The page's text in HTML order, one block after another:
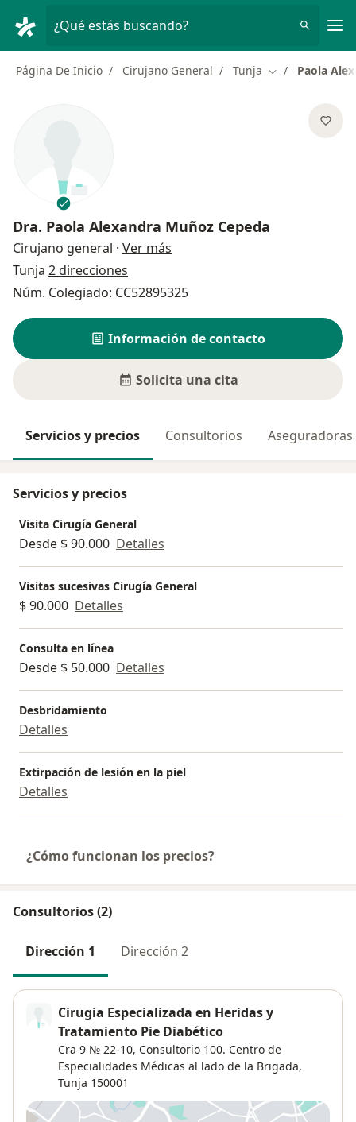
¿Qué estás buscando?
Página De Inicio Cirujano General Tunja Cambiar de
Paola
Dra. Paola Alexandra Muñoz Cepeda
Cirujano general · Ver más
Tunja 2 direcciones
Núm. Colegiado: CC52895325
Información de contacto
Solicita una cita
Servicios y precios Consultorios Aseguradoras
Servicios y precios
Visita Cirugía General
Desde $ 90.000 Detalles
Visitas sucesivas Cirugía General
$ 90.000 Detalles
Consulta en línea
Desde $ 50.000 Detalles
Desbridamiento
Detalles
Extirpación de lesión en la piel
Detalles
¿Cómo funcionan los precios?
Consultorios (2)
Dirección 1 Dirección 2
Cirugia Especializada en Heridas y
Tratamiento Pie Diabético
Cra 9 № 22-10, Consultorio 100. Centro de
Especialidades Médicas al lado de la Brigada,
Tunja 150001